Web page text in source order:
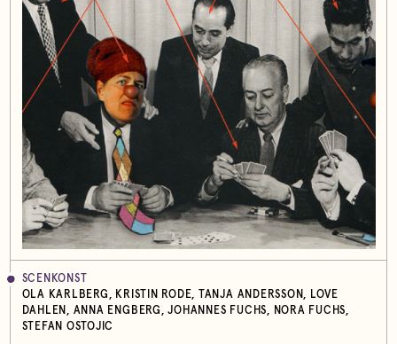
SCENKONST
OLA KARLBERG, KRISTIN RODE, TANJA ANDERSSON, LOVE
DAHLEN, ANNA ENGBERG, JOHANNES FUCHS, NORA FUCHS,
STEFAN OSTOJIC